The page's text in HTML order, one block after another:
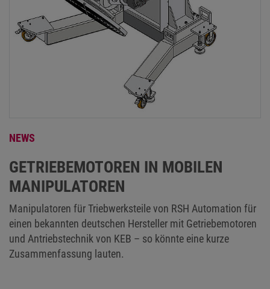
NEWS
GETRIEBEMOTOREN IN MOBILEN
MANIPULATOREN
Manipulatoren für Triebwerksteile von RSH Automation für
einen bekannten deutschen Hersteller mit Getriebemotoren
und Antriebstechnik von KEB – so könnte eine kurze
Zusammenfassung lauten.